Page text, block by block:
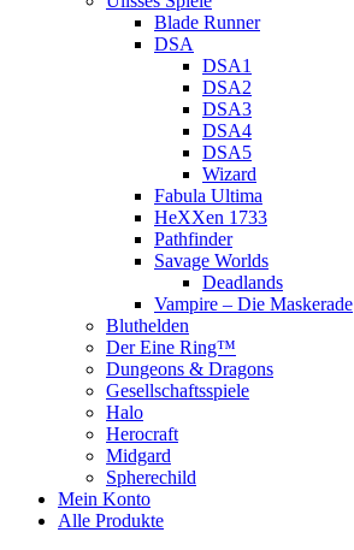
Blade Runner
DSA
DSA1
DSA2
DSA3
DSA4
DSA5
Wizard
Fabula Ultima
HeXXen 1733
Pathfinder
Savage Worlds
Deadlands
Vampire – Die Maskerade
Bluthelden
Der Eine Ring™
Dungeons & Dragons
Gesellschaftsspiele
Halo
Herocraft
Midgard
Spherechild
Mein Konto
Alle Produkte